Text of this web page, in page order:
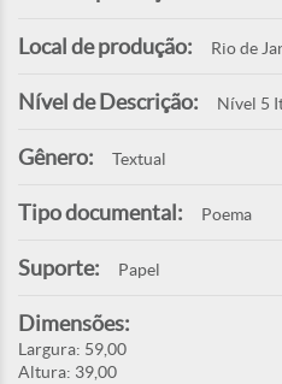
Local de produção: Rio de
Nível de Descrição: Nível 5
Gênero: Textual
Tipo documental: Poema
Suporte: Papel
Dimensões:
Largura: 59,00
Altura: 39,00